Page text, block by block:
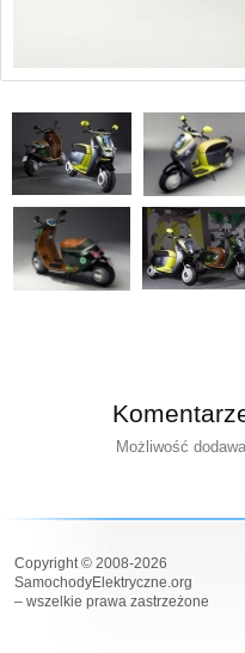
Możliwość
Copyright © 2008-2026
SamochodyElektryczne.org
– wszelkie prawa zastrzeżone